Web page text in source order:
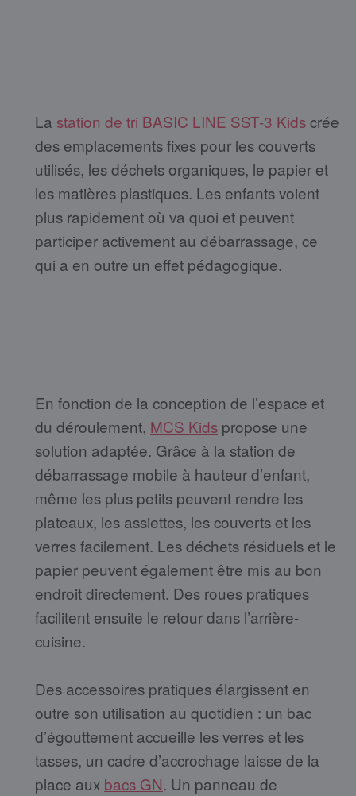
La station de tri BASIC LINE SST-3 Kidscrée
des emplacements fixes pour les couverts
utilisés, les déchets organiques, le papier et
les matières plastiques. Les enfants voient
plus rapidement où va quoi et peuvent
participer activement au débarrassage, ce
qui a en outre un effet pédagogique.
En fonction de la conception de l’espace et
du déroulement, MCS Kids propose une
solution adaptée. Grâce à la station de
débarrassage mobile à hauteur d’enfant,
même les plus petits peuvent rendre les
plateaux, les assiettes, les couverts et les
verres facilement. Les déchets résiduels et le
papier peuvent également être mis au bon
endroit directement. Des roues pratiques
facilitent ensuite le retour dans l’arrière-
cuisine.
Des accessoires pratiques élargissent en
outre son utilisation au quotidien : un bac
d’égouttement accueille les verres et les
tasses, un cadre d’accrochage laisse de la
place aux bacs GN. Un panneau de